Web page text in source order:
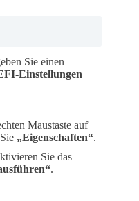
Sie einen
Einstellungen
Maustaste auf
„Eigenschaften“.
Sie das
.